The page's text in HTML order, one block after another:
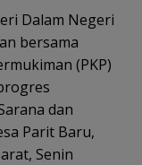
Dalam Negeri
bersama
(PKP)
dan
Parit Baru,
Senin